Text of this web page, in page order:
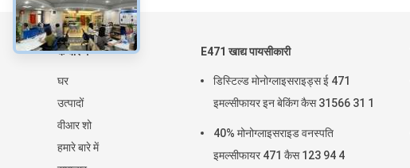
के बारे में
घर
उत्पादों
वीआर शो
हमारे बारे में
E471 खाद्य पायसीकारी
डिस्टिल्ड मोनोग्लाइसराइड्स ई 471
इमल्सीफायर इन बेकिंग कैस 31566 31 1
40% मोनोग्लाइसराइड वनस्पति
इमल्सीफायर 471 कैस 123 94 4